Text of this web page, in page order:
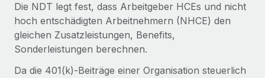
Mehr erfahren
Wie Phiture 55 Mitarbeiter:innen in 19 Ländern
mit Remote verwaltet
Die NDT legt fest, dass Arbeitgeber HCEs und nicht
hoch entschädigten Arbeitnehmern (NHCE) den
gleichen Zusatzleistungen, Benefits,
Sonderleistungen berechnen.
Da die 401(k)-Beiträge einer Organisation steuerlich